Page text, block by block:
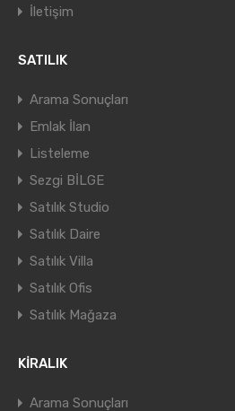
İletişim
SATILIK
Arama Sonuçları
Emlak İlan
Listeleme
Sezgi BİLGE
Satılık Studio
Satılık Daire
Satılık Villa
Satılık Ofis
Satılık Mağaza
KİRALIK
Arama Sonuçları